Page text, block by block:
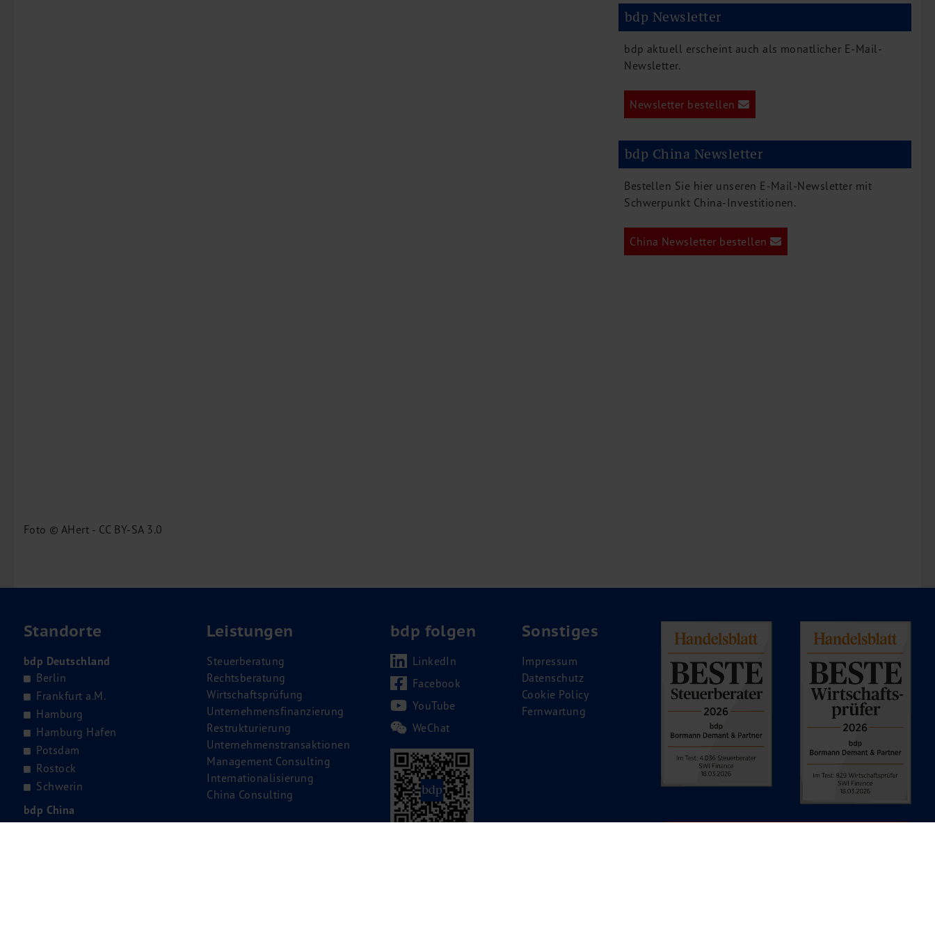
bdp Newsletter
bdp aktuell erscheint auch als monatlicher E-Mail-
Newsletter.
Newsletter bestellen
bdp China Newsletter
Bestellen Sie hier unseren E-Mail-Newsletter mit
Schwerpunkt China-Investitionen.
China Newsletter bestellen
Foto © AHert - CC BY-SA 3.0
Standorte
bdp Deutschland
Berlin
Frankfurt a.M.
Hamburg
Hamburg Hafen
Potsdam
Rostock
Schwerin
bdp China
Qingdao
Leistungen
Steuerberatung
Rechtsberatung
Wirtschaftsprüfung
Unternehmensfinanzierung
Restrukturierung
Unternehmenstransaktionen
Management Consulting
Internationalisierung
China Consulting
bdp folgen
LinkedIn
Facebook
YouTube
WeChat
Sonstiges
Impressum
Datenschutz
Cookie Policy
Fernwartung